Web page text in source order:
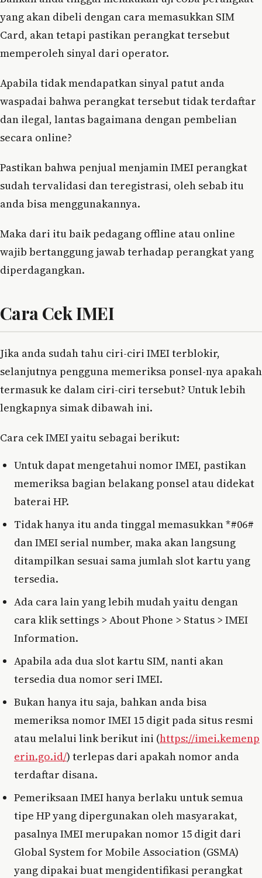
yang akan dibeli dengan cara memasukkan SIM
Card, akan tetapi pastikan perangkat tersebut
memperoleh sinyal dari operator.
Apabila tidak mendapatkan sinyal patut anda
waspadai bahwa perangkat tersebut tidak terdaftar
dan ilegal, lantas bagaimana dengan pembelian
secara online?
Pastikan bahwa penjual menjamin IMEI perangkat
sudah tervalidasi dan teregistrasi, oleh sebab itu
anda bisa menggunakannya.
Maka dari itu baik pedagang offline atau online
wajib bertanggung jawab terhadap perangkat yang
diperdagangkan.
Cara Cek IMEI
Jika anda sudah tahu ciri-ciri IMEI terblokir,
selanjutnya pengguna memeriksa ponsel-nya apakah
termasuk ke dalam ciri-ciri tersebut? Untuk lebih
lengkapnya simak dibawah ini.
Cara cek IMEI yaitu sebagai berikut:
Untuk dapat mengetahui nomor IMEI, pastikan
memeriksa bagian belakang ponsel atau didekat
baterai HP.
Tidak hanya itu anda tinggal memasukkan *#06#
dan IMEI serial number, maka akan langsung
ditampilkan sesuai sama jumlah slot kartu yang
tersedia.
Ada cara lain yang lebih mudah yaitu dengan
cara klik settings > About Phone > Status > IMEI
Information.
Apabila ada dua slot kartu SIM, nanti akan
tersedia dua nomor seri IMEI.
Bukan hanya itu saja, bahkan anda bisa
memeriksa nomor IMEI 15 digit pada situs resmi
atau melalui link berikut ini (https://imei.kemenp
erin.go.id/) terlepas dari apakah nomor anda
terdaftar disana.
Pemeriksaan IMEI hanya berlaku untuk semua
tipe HP yang dipergunakan oleh masyarakat,
pasalnya IMEI merupakan nomor 15 digit dari
Global System for Mobile Association (GSMA)
yang dipakai buat mengidentifikasi perangkat